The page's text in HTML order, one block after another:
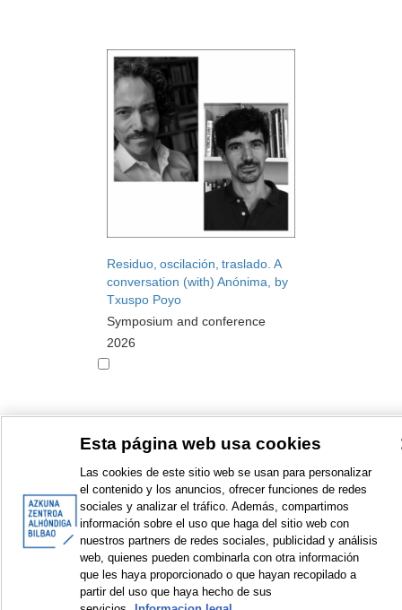
Residuo, oscilación, traslado. A
conversation (with) Anónima, by
Txuspo Poyo
Symposium and conference
2026
Items sorted by: 1 to 3 of 3
© Azkuna Zentroa - Alhóndiga Bilbao
Esta página web usa cookies
Las cookies de este sitio web se usan para personalizar
el contenido y los anuncios, ofrecer funciones de redes
sociales y analizar el tráfico. Además, compartimos
información sobre el uso que haga del sitio web con
nuestros partners de redes sociales, publicidad y análisis
web, quienes pueden combinarla con otra información
que les haya proporcionado o que hayan recopilado a
partir del uso que haya hecho de sus